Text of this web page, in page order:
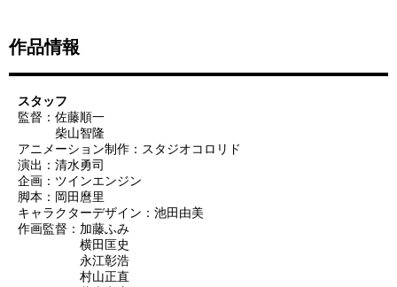
作品情報
スタッフ
監督：佐藤順一
柴山智隆
アニメーション制作：スタジオコロリド
演出：清水勇司
企画：ツインエンジン
脚本：岡田麿里
キャラクターデザイン：池田由美
作画監督：加藤ふみ
横田匡史
永江彰浩
村山正直